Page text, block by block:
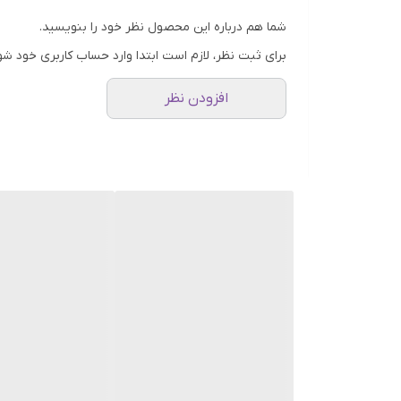
شما هم درباره این محصول نظر خود را بنویسید.
برای ثبت نظر، لازم است ابتدا وارد حساب کاربری خود
افزودن نظر